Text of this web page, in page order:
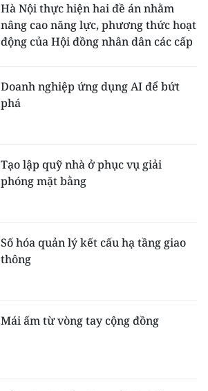
Hà Nội thực hiện hai đề án nhằm
nâng cao năng lực, phương thức hoạt
động của Hội đồng nhân dân các cấp
Doanh nghiệp ứng dụng AI để bứt
phá
Tạo lập quỹ nhà ở phục vụ giải
phóng mặt bằng
Số hóa quản lý kết cấu hạ tầng giao
thông
Mái ấm từ vòng tay cộng đồng